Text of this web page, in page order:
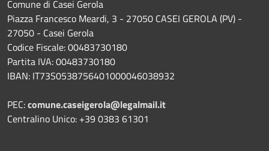
Comune di Casei Gerola
Piazza Francesco Meardi, 3 - 27050 CASEI GEROLA (PV) -
27050 - Casei Gerola
Codice Fiscale: 00483730180
Partita IVA: 00483730180
IBAN: IT73S0538756401000046038932
PEC:comune.caseigerola@legalmail.it
Centralino Unico: +39 0383 61301